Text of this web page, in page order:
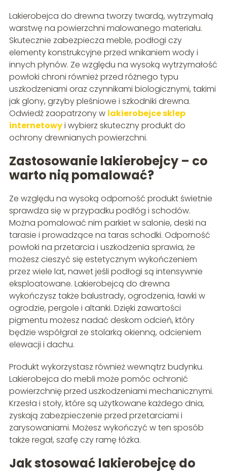
Lakierobejca do drewna tworzy twardą, wytrzymałą
warstwę na powierzchni malowanego materiału.
Skutecznie zabezpiecza meble, podłogi czy
elementy konstrukcyjne przed wnikaniem wody i
innych płynów. Ze względu na wysoką wytrzymałość
powłoki chroni również przed różnego typu
uszkodzeniami oraz czynnikami biologicznymi, takimi
jak glony, grzyby pleśniowe i szkodniki drewna.
Odwiedź zaopatrzony w lakierobejce sklep
internetowyi wybierz skuteczny produkt do
ochrony drewnianych powierzchni.
Zastosowanie lakierobejcy – co
warto nią pomalować?
Ze względu na wysoką odporność produkt świetnie
sprawdza się w przypadku podłóg i schodów.
Można pomalować nim parkiet w salonie, deski na
tarasie i prowadzące na taras schodki. Odporność
powłoki na przetarcia i uszkodzenia sprawia, że
możesz cieszyć się estetycznym wykończeniem
przez wiele lat, nawet jeśli podłogi są intensywnie
eksploatowane. Lakierobejcą do drewna
wykończysz także balustrady, ogrodzenia, ławki w
ogrodzie, pergole i altanki. Dzięki zawartości
pigmentu możesz nadać deskom odcień, który
będzie współgrał ze stolarką okienną, odcieniem
elewacji i dachu.
Produkt wykorzystasz również wewnątrz budynku.
Lakierobejca do mebli może pomóc ochronić
powierzchnię przed uszkodzeniami mechanicznymi.
Krzesła i stoły, które są użytkowane każdego dnia,
zyskają zabezpieczenie przed przetarciami i
zarysowaniami. Możesz wykończyć w ten sposób
także regał, szafę czy ramę łózka.
Jak stosować lakierobejcę do